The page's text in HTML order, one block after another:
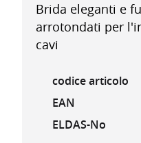
Brida eleganti e
arrotondati per
cavi
codice articolo
EAN
ELDAS-No